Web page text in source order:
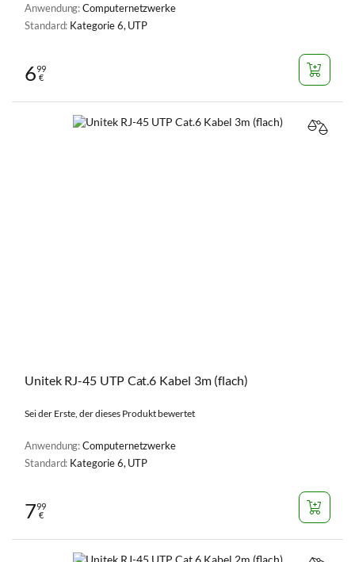
Anwendung:Computernetzwerke
Standard: Kategorie 6, UTP
699
€
Unitek RJ-45 UTP Cat.6 Kabel 3m (flach)
Sei der Erste, der dieses Produkt bewertet
Anwendung:Computernetzwerke
Standard: Kategorie 6, UTP
799
€